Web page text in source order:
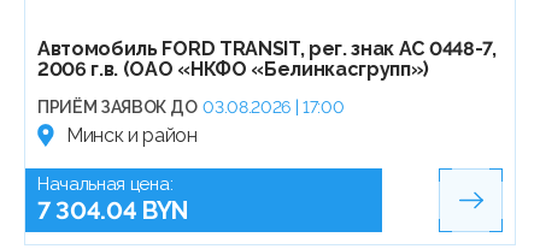
Автомобиль FORD TRANSIT, рег. знак АС 0448-7,
2006 г.в. (ОАО «НКФО «Белинкасгрупп»)
ПРИЁМ ЗАЯВОК ДО 03.08.2026 | 17:00
Минск и район
Начальная цена:
7 304.04 BYN